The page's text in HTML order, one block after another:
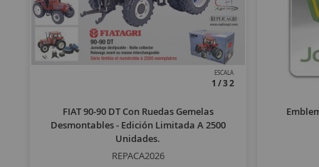
ESCALA
1/32
FIAT 90-90 DT Con Ruedas Gemelas
Desmontables - Edición Limitada A 2500
Unidades.
REPACA2026